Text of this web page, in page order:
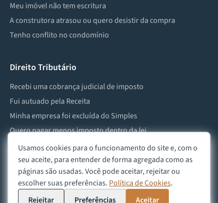
Meu imóvel não tem escritura
A construtora atrasou ou quero desistir da compra
Tenho conflito no condomínio
Direito Tributário
Recebi uma cobrança judicial de imposto
Fui autuado pela Receita
Minha empresa foi excluída do Simples
Quero pagar menos imposto dentro da lei
Preciso lidar com imposto de herança ou doação
2026Advocacia Custódio
Política de Privacidade Política de Cookies Aviso Legal
Usamos cookies para o funcionamento do site e, com o
seu aceite, para entender de forma agregada como as
páginas são usadas. Você pode aceitar, rejeitar ou
escolher suas preferências. Política de Cookies.
Rejeitar
Preferências Aceitar